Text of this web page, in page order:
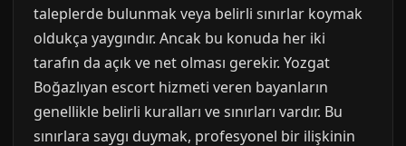
taleplerde bulunmak veya belirli sınırlar koymak
oldukça yaygındır. Ancak bu konuda her iki
tarafın da açık ve net olması gerekir. Yozgat
Boğazlıyan escort hizmeti veren bayanların
genellikle belirli kuralları ve sınırları vardır. Bu
sınırlara saygı duymak, profesyonel bir ilişkinin